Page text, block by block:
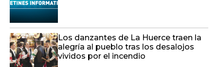
Los danzantes de La Huerce traen la
alegría al pueblo tras los desalojos
vividos por el incendio